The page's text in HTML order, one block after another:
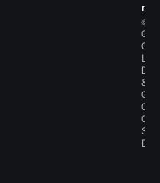
r
©
G
O
L
D
&
G
O
O
S
E